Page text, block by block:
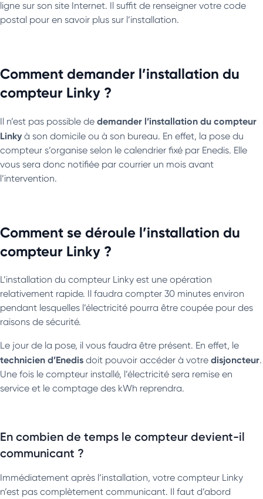
ligne sur son site Internet. Il suffit de renseigner votre code
postal pour en savoir plus sur l’installation.
Comment demander l’installation du
compteur Linky ?
Il n’est pas possible de demander l’installation du compteur
Linkyà son domicile ou à son bureau. En effet, la pose du
compteur s’organise selon le calendrier fixé par Enedis. Elle
vous sera donc notifiée par courrier un mois avant
l’intervention.
Comment se déroule l’installation du
compteur Linky ?
L’installation du compteur Linky est une opération
relativement rapide. Il faudra compter 30 minutes environ
pendant lesquelles l’électricité pourra être coupée pour des
raisons de sécurité.
Le jour de la pose, il vous faudra être présent. En effet, le
technicien d’Enedis doit pouvoir accéder à votre disjoncteur.
Une fois le compteur installé, l’électricité sera remise en
service et le comptage des kWh reprendra.
En combien de temps le compteur devient-il
communicant ?
Immédiatement après l’installation, votre compteur Linky
n’est pas complètement communicant. Il faut d’abord